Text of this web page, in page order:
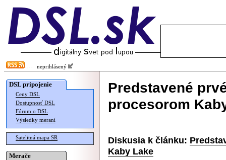
neprihlásený
DSL pripojenie
Ceny DSL
Dostupnosť DSL
Fórum o DSL
Výsledky meraní
Satelitná mapa SR
Merače
Predstavené
procesorom
Diskusia k článku:
Kaby Lake